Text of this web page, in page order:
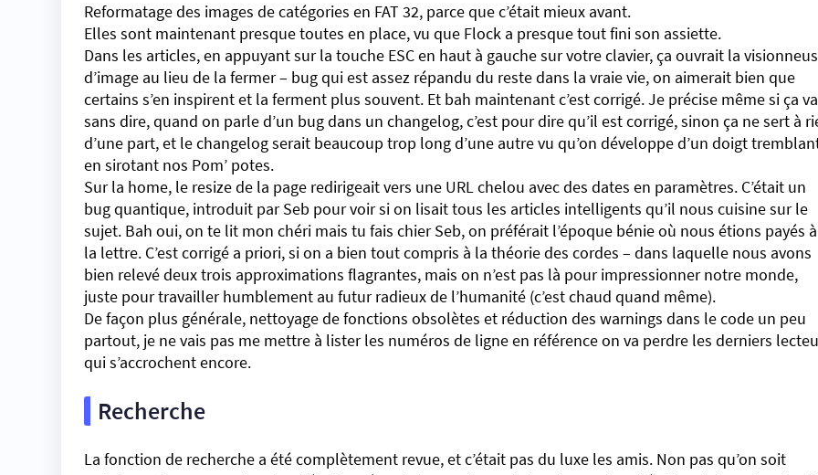
Reformatage des images de catégories en FAT 32, parce que c’était mieux avant.
Elles sont maintenant presque toutes en place, vu que Flock a presque tout fini son assiette.
Dans les articles, en appuyant sur la touche ESC en haut à gauche sur votre clavier, ça ouvrait la
d’image au lieu de la fermer – bug qui est assez répandu du reste dans la vraie vie, on aimerait bien que
certains s’en inspirent et la ferment plus souvent. Et bah maintenant c’est corrigé. Je précise même si ça va
sans dire, quand on parle d’un bug dans un changelog, c’est pour dire qu’il est corrigé, sinon ça ne sert à
d’une part, et le changelog serait beaucoup trop long d’une autre vu qu’on développe d’un doigt
en sirotant nos Pom’ potes.
Sur la home, le resize de la page redirigeait vers une URL chelou avec des dates en paramètres. C’était un
bug quantique, introduit par Seb pour voir si on lisait tous les articles intelligents qu’il nous cuisine sur le
sujet. Bah oui, on te lit mon chéri mais tu fais chier Seb, on préférait l’époque bénie où nous étions payés à
la lettre. C’est corrigé a priori, si on a bien tout compris à la théorie des cordes – dans laquelle nous avons
bien relevé deux trois approximations flagrantes, mais on n’est pas là pour impressionner notre monde,
juste pour travailler humblement au futur radieux de l’humanité (c’est chaud quand même).
De façon plus générale, nettoyage de fonctions obsolètes et réduction des warnings dans le code un peu
partout, je ne vais pas me mettre à lister les numéros de ligne en référence on va perdre les derniers
qui s’accrochent encore.
Recherche
La fonction de recherche a été complètement revue, et c’était pas du luxe les amis. Non pas qu’on soit